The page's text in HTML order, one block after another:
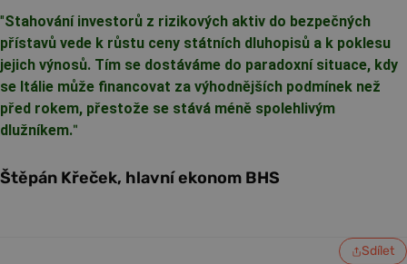
"Stahování investorů z rizikových aktiv do bezpečných
přístavů vede k růstu ceny státních dluhopisů a k poklesu
jejich výnosů. Tím se dostáváme do paradoxní situace, kdy
se Itálie může financovat za výhodnějších podmínek než
před rokem, přestože se stává méně spolehlivým
dlužníkem."
Štěpán Křeček, hlavní ekonom BHS
Sdílet